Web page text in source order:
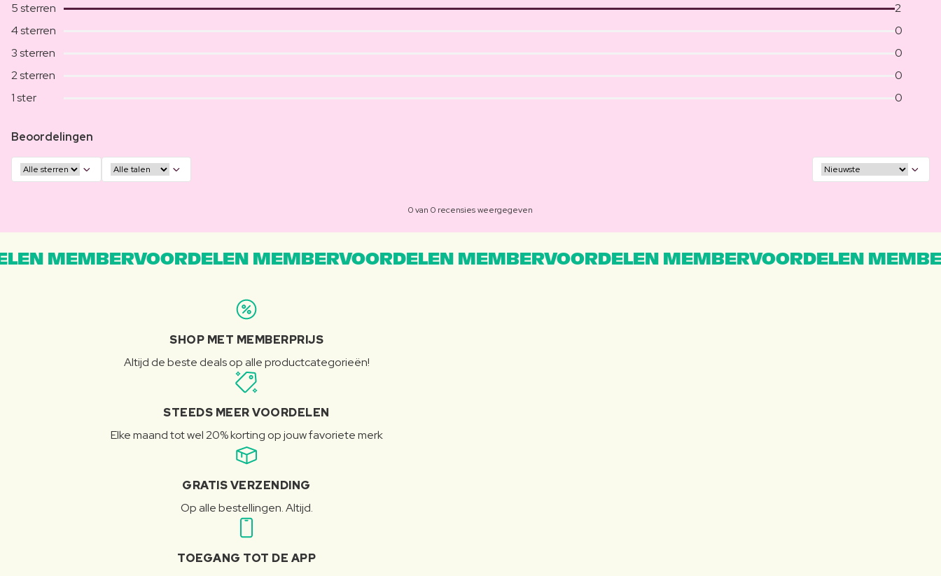
5 sterren
2
4 sterren
0
3 sterren
0
2 sterren
0
1 ster
0
Beoordelingen
0 van 0 recensies weergegeven
MEMBERVOORDELEN MEMBERVOORDELEN MEMBERVOORDELEN MEMBERVOORDELEN
SHOP MET MEMBERPRIJS
Altijd de beste deals op alle productcategorieën!
STEEDS MEER VOORDELEN
Elke maand tot wel 20% korting op jouw favoriete merk
GRATIS VERZENDING
Op alle bestellingen. Altijd.
TOEGANG TOT DE APP